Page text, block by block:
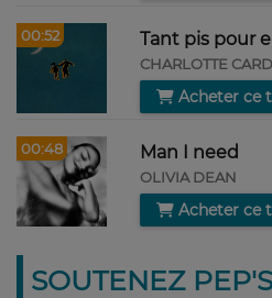
00:52 Tant pis pour
CHARLOTTE
Acheter ce
00:48 Man I need
OLIVIA DEAN
Acheter ce
SOUTENEZ